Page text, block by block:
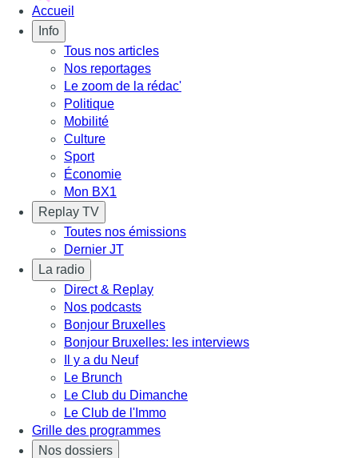
Accueil
Info
Tous nos articles
Nos reportages
Le zoom de la rédac'
Politique
Mobilité
Culture
Sport
Économie
Mon BX1
Replay TV
Toutes nos émissions
Dernier JT
La radio
Direct & Replay
Nos podcasts
Bonjour Bruxelles
Bonjour Bruxelles: les interviews
Il y a du Neuf
Le Brunch
Le Club du Dimanche
Le Club de l'Immo
Grille des programmes
Nos dossiers